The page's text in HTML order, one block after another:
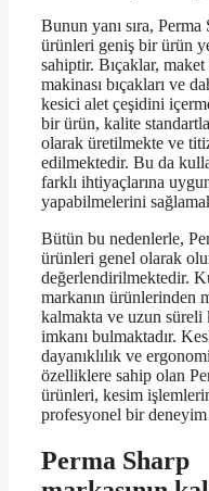
Bunun yanı sıra, Perma
ürünleri geniş bir ürün
sahiptir. Bıçaklar, maket
makinası bıçakları ve
kesici alet çeşidini
bir ürün, kalite
olarak üretilmekte ve
edilmektedir. Bu da
farklı ihtiyaçlarına
yapabilmelerini
Bütün bu nedenlerle,
ürünleri genel olarak
değerlendirilmektedir.
markanın ürünlerinden
kalmakta ve uzun süreli
imkanı bulmaktadır.
dayanıklılık ve
özelliklere sahip olan
ürünleri, kesim
profesyonel bir deneyim
Perma Sharp